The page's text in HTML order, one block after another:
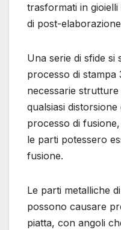
trasformati in
di post-
Una serie di sfide
processo di stampa
necessarie
qualsiasi
processo di
le parti potessero
fusione.
Le parti metalliche
possono causare
piatta, con angoli